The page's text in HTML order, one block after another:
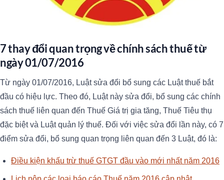
7 thay đổi quan trọng về chính sách thuế từ
ngày 01/07/2016
Từ ngày 01/07/2016, Luật sửa đổi bổ sung các Luật thuế bắt
đầu có hiệu lực. Theo đó, Luật này sửa đổi, bổ sung các chính
sách thuế liên quan đến Thuế Giá trị gia tăng, Thuế Tiêu thụ
đặc biệt và Luật quản lý thuế. Đối với việc sửa đổi lần này, có 7
điểm sửa đổi, bổ sung quan trọng liên quan đến 3 Luật, đó là:
Điều kiện khấu trừ thuế GTGT đầu vào mới nhất năm 2016